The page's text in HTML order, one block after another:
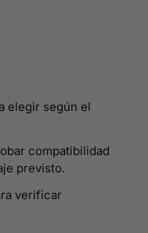
elegir según el
compatibilidad
previsto.
verificar